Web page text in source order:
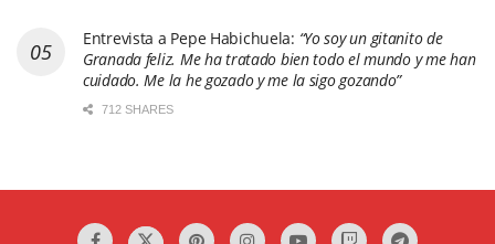
Entrevista a Pepe Habichuela: “Yo soy un gitanito de
Granada feliz. Me ha tratado bien todo el mundo y me han
cuidado. Me la he gozado y me la sigo gozando”
712 SHARES